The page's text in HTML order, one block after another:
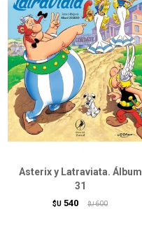
Asterix y Latraviata. Álbum
31
$U 540 $U 600